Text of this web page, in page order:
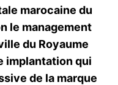
marocaine du
le management
du Royaume
implantation qui
de la marque